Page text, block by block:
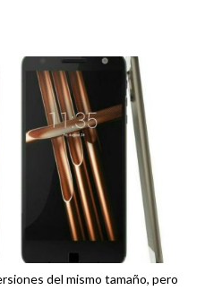
del mismo tamaño, pero